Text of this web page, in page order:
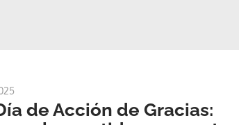
de Acción de Gracias: